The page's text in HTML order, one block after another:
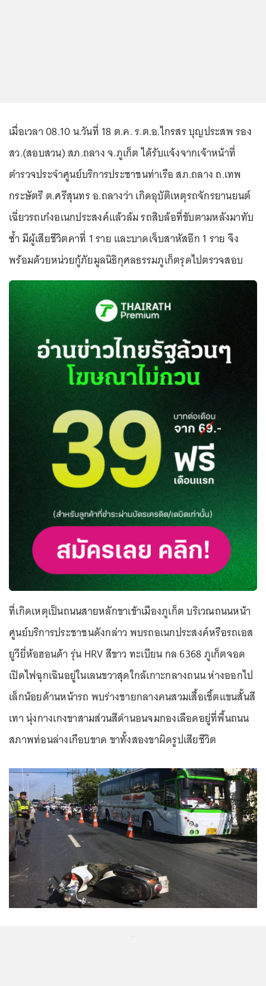
เมื่อเวลา 08.10 น.วันที่ 18 ต.ค. ร.ต.อ.ไกรสร บุญประสพ รอง
สว.(สอบสวน) สภ.ถลาง จ.ภูเก็ต ได้รับแจ้งจากเจ้าหน้าที่
ตำรวจประจำศูนย์บริการประชาชนท่าเรือ สภ.ถลาง ถ.เทพ
กระษัตรี ต.ศรีสุนทร อ.ถลางว่า เกิดอุบัติเหตุรถจักรยานยนต์
เฉี่ยวรถเก๋งอเนกประสงค์แล้วล้ม รถสิบล้อที่ขับตามหลังมาทับ
ซ้ำ มีผู้เสียชีวิตคาที่ 1 ราย และบาดเจ็บสาหัสอีก 1 ราย จึง
พร้อมด้วยหน่วยกู้ภัยมูลนิธิกุศลธรรมภูเก็ตรุดไปตรวจสอบ
ที่เกิดเหตุเป็นถนนสายหลักขาเข้าเมืองภูเก็ต บริเวณถนนหน้า
ศูนย์บริการประชาชนดังกล่าว พบรถอเนกประสงค์หรือรถเอส
ยูวียี่ห้อฮอนด้า รุ่น HRV สีขาว ทะเบียน กล 6368 ภูเก็ตจอด
เปิดไฟฉุกเฉินอยู่ในเลนขวาสุดใกล้เกาะกลางถนน ห่างออกไป
เล็กน้อยด้านหน้ารถ พบร่างชายกลางคนสวมเสื้อเชิ้ตแขนสั้นสี
เทา นุ่งกางเกงขาสามส่วนสีดำนอนจมกองเลือดอยู่ที่พื้นถนน
สภาพท่อนล่างเกือบขาด ขาทั้งสองขาผิดรูปเสียชีวิต